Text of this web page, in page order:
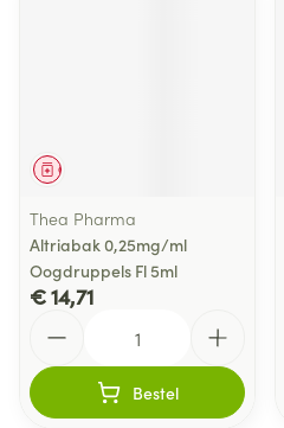
Geneesmiddel
Thea Pharma
Altriabak 0,25mg/ml
Oogdruppels Fl 5ml
€ 14,71
Bestel